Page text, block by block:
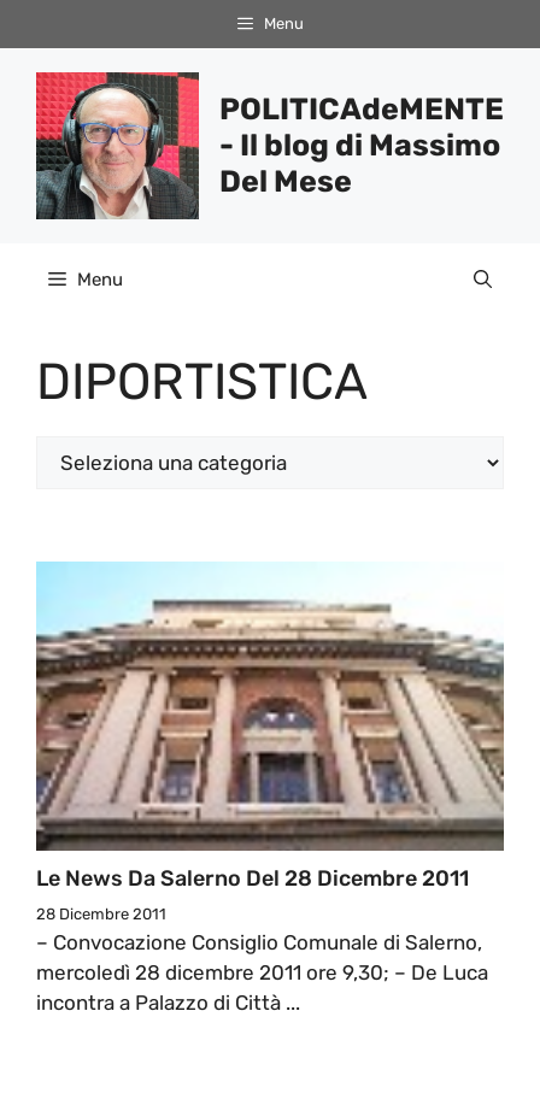
al
contenuto
Menu
POLITICAdeMENTE
- Il blog di Massimo
Del Mese
Menu
DIPORTISTICA
Categorie
Le News Da Salerno Del 28 Dicembre 2011
28 Dicembre 2011
– Convocazione Consiglio Comunale di Salerno,
mercoledì 28 dicembre 2011 ore 9,30; – De Luca
incontra a Palazzo di Città ...